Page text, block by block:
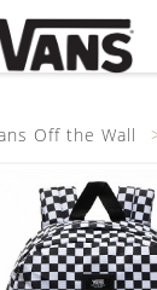
Off the Wall